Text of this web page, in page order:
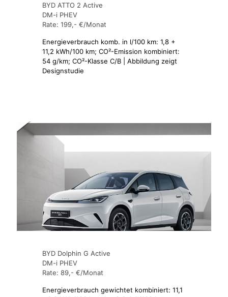
BYD ATTO 2 Active
DM-i PHEV
Rate: 199,- €/Monat
Energieverbrauch komb. in l/100 km: 1,8 +
11,2 kWh/100 km; CO²-Emission kombiniert:
54 g/km; CO²-Klasse C/B | Abbildung zeigt
Designstudie
BYD Dolphin G Active
DM-i PHEV
Rate: 89,- €/Monat
Energieverbrauch gewichtet kombiniert: 11,1